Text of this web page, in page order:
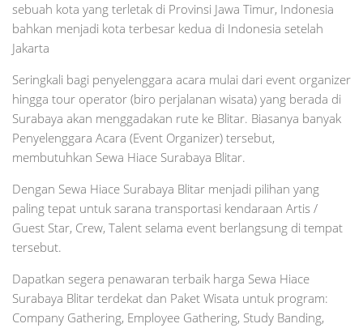
sebuah kota yang terletak di Provinsi Jawa Timur, Indonesia
bahkan menjadi kota terbesar kedua di Indonesia setelah
Jakarta
Seringkali bagi penyelenggara acara mulai dari event organizer
hingga tour operator (biro perjalanan wisata) yang berada di
Surabaya akan menggadakan rute ke Blitar. Biasanya banyak
Penyelenggara Acara (Event Organizer) tersebut,
membutuhkan Sewa Hiace Surabaya Blitar.
Dengan Sewa Hiace Surabaya Blitar menjadi pilihan yang
paling tepat untuk sarana transportasi kendaraan Artis /
Guest Star, Crew, Talent selama event berlangsung di tempat
tersebut.
Dapatkan segera penawaran terbaik harga Sewa Hiace
Surabaya Blitar terdekat dan Paket Wisata untuk program:
Company Gathering, Employee Gathering, Study Banding,